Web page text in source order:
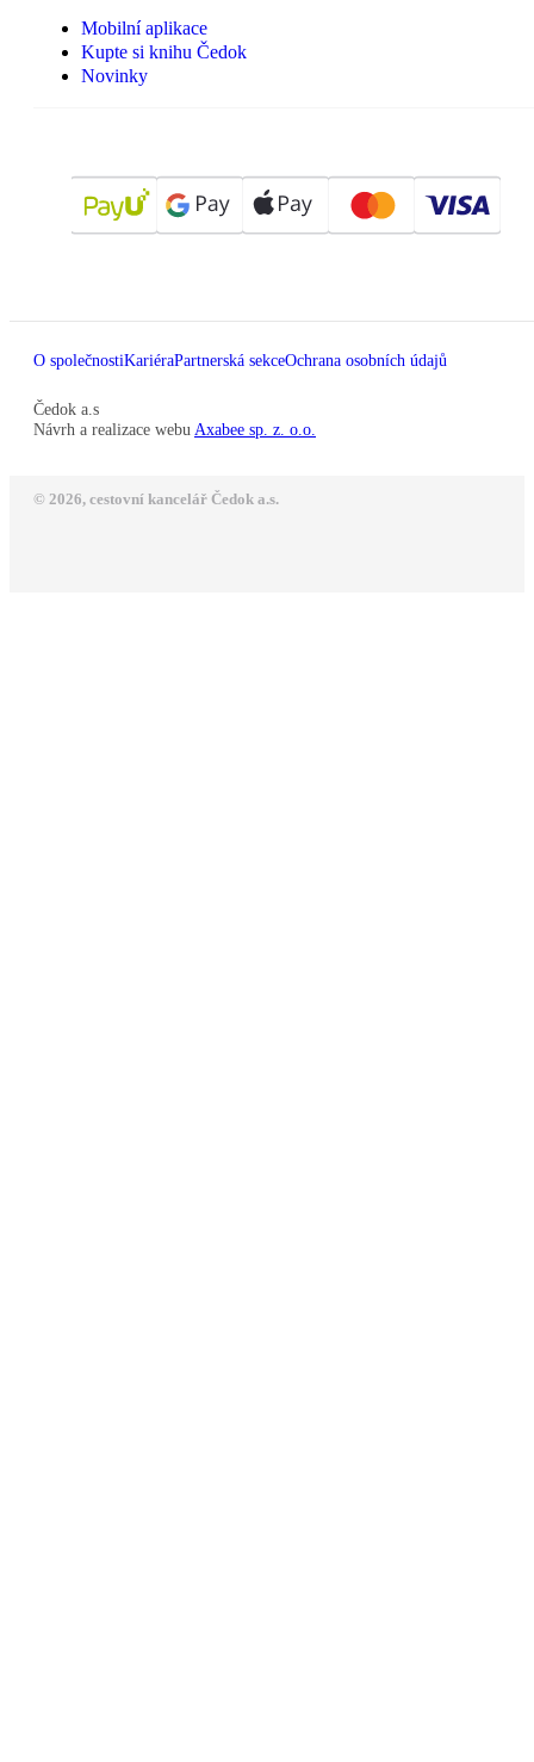
Mobilní aplikace
Kupte si knihu Čedok
Novinky
O společnostiKariéraPartnerská sekceOchrana osobních údajů
Čedok a.s
Návrh a realizace webu Axabee sp. z. o.o.
© 2026, cestovní kancelář Čedok a.s.